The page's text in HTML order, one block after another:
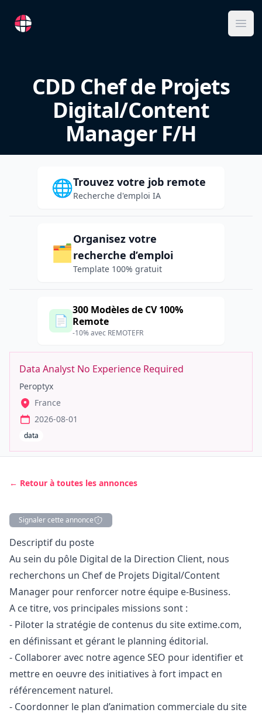
RemoteFR
CDD Chef de Projets
Digital/Content
Manager F/H
🌐Trouvez votre job remote
Recherche d'emploi IA
🗂️
Organisez votre
recherche d’emploi
Template 100% gratuit
📄
300 Modèles de CV 100%
Remote
-10% avec REMOTEFR
Data Analyst No Experience Required
Peroptyx
France
2026-08-01
data
← Retour à toutes les annonces
Signaler cette annonce
Description
Descriptif du poste
Au sein du pôle Digital de la Direction Client, nous
recherchons un Chef de Projets Digital/Content
Manager pour renforcer notre équipe e-Business.
A ce titre, vos principales missions sont :
- Piloter la stratégie de contenus du site extime.com,
en définissant et gérant le planning éditorial.
- Collaborer avec notre agence SEO pour identifier et
mettre en oeuvre des initiatives à fort impact en
référencement naturel.
- Coordonner le plan d’animation commerciale du site